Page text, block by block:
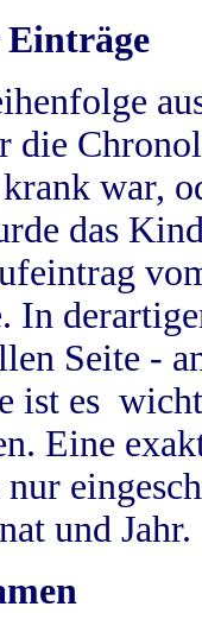
Einträge
die
war,
das
In
Seite -
ist es
Eine
und Jahr.